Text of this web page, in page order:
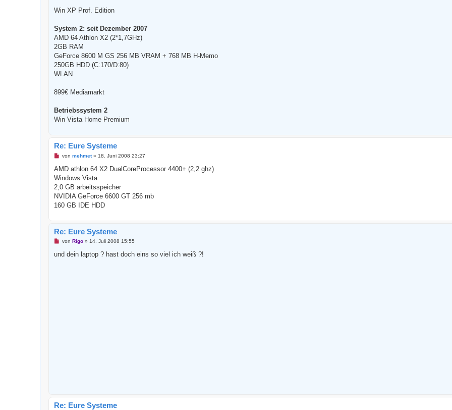
Win XP Prof. Edition
System 2: seit Dezember 2007
AMD 64 Athlon X2 (2*1,7GHz)
2GB RAM
GeForce 8600 M GS 256 MB VRAM + 768 MB H-Memo
250GB HDD (C:170/D:80)
WLAN
899€ Mediamarkt
Betriebssystem 2
Win Vista Home Premium
Re: Eure Systeme
U
g
l
e
e
n
i
a
g
von mehmet» 18. Juni 2008 23:27
AMD athlon 64 X2 DualCoreProcessor 4400+ (2,2 ghz)
Windows Vista
2,0 GB arbeitsspeicher
NVIDIA GeForce 6600 GT 256 mb
160 GB IDE HDD
Re: Eure Systeme
U
g
von Rigo» 14. Juli 2008 15:55
und dein laptop ? hast doch eins so viel ich weiß ?!
Re: Eure Systeme